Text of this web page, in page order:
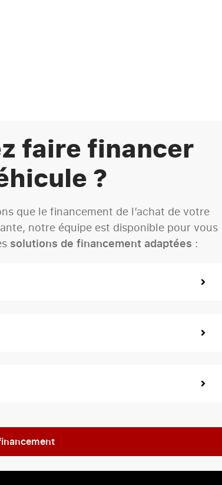
faire financer
?
que le financement de l’achat de votre
notre équipe est disponible pour vous
solutions de financement adaptées :